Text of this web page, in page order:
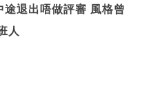
出唔做評審 風格曾
人